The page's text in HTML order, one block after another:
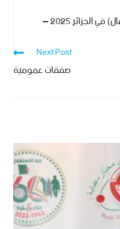
الأسبوع العالمي للمقاولاتية (ريادة الأعمال) في الجزائر 2025 –
Next Post
صفقات عمومية